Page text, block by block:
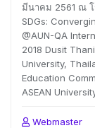
มีนาคม 2561 ณ โ
SDGs:
@AUN-QA
2018 Dusit
University,
Education
ASEAN
Webmaster